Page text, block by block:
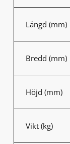
Längd (mm)
Bredd (mm)
Höjd (mm)
Vikt (kg)